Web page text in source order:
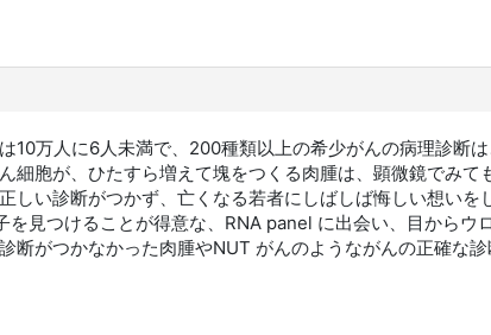
10万人に6人未満で、200種類以上の希少がんの病理診断
細胞が、ひたすら増えて塊をつくる肉腫は、顕微鏡でみて
い診断がつかず、亡くなる若者にしばしば悔しい想いを
見つけることが得意な、RNA panel に出会い、目からウ
断がつかなかった肉腫やNUT がんのようながんの正確な